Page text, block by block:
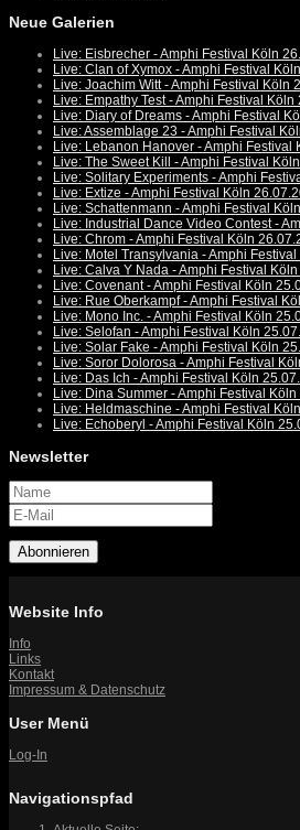
Neue Galerien
Live: Eisbrecher - Amphi Festival Köln
Live: Clan of Xymox - Amphi Festival
Live: Joachim Witt - Amphi Festival Köln
Live: Empathy Test - Amphi Festival Köln
Live: Diary of Dreams - Amphi Festival
Live: Assemblage 23 - Amphi Festival
Live: Lebanon Hanover - Amphi Festival
Live: The Sweet Kill - Amphi Festival
Live: Solitary Experiments - Amphi
Live: Extize - Amphi Festival Köln
Live: Schattenmann - Amphi Festival
Live: Industrial Dance Video Contest -
Live: Chrom - Amphi Festival Köln
Live: Motel Transylvania - Amphi
Live: Calva Y Nada - Amphi Festival
Live: Covenant - Amphi Festival Köln
Live: Rue Oberkampf - Amphi Festival
Live: Mono Inc. - Amphi Festival Köln
Live: Selofan - Amphi Festival Köln
Live: Solar Fake - Amphi Festival Köln
Live: Soror Dolorosa - Amphi Festival
Live: Das Ich - Amphi Festival Köln
Live: Dina Summer - Amphi Festival
Live: Heldmaschine - Amphi Festival
Live: Echoberyl - Amphi Festival Köln
Newsletter
Abonnieren
Website Info
Info
Links
Kontakt
Impressum & Datenschutz
User Menü
Log-In
Navigationspfad